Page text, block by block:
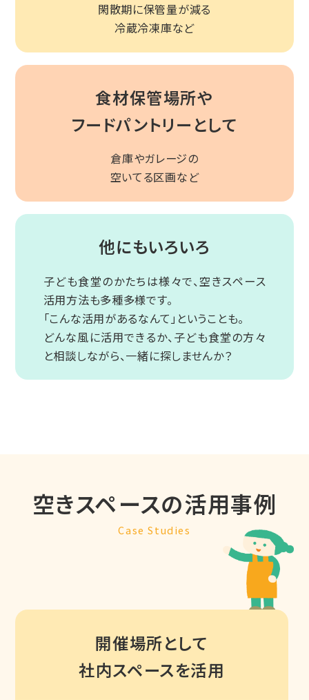
閑散期に保管量が減る
冷蔵冷凍庫など
食材保管場所や
フードパントリーとして
倉庫やガレージの
空いてる区画など
他にもいろいろ
子ども食堂のかたちは様々で、空きスペース
活用方法も多種多様です。
「こんな活用があるなんて」ということも。
どんな風に活用できるか、子ども食堂の方々
と相談しながら、一緒に探しませんか？
空きスペースの活用事例
Case Studies
開催場所として
社内スペースを活用